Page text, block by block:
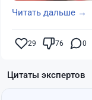
Читать дальше →
29 76 0
Цитаты экспертов